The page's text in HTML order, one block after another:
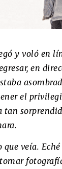
y voló en
en
el
tan
que veía.